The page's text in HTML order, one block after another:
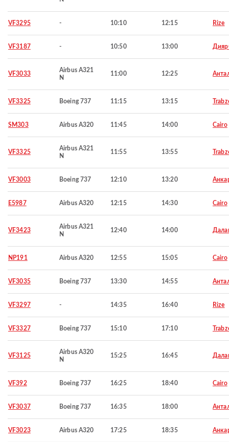
VF3295 - 10:10 12:15 Rize
VF3187 - 10:50 13:00
VF3033
Airbus A321
N
11:00 12:25
VF3325 Boeing 737 11:15 13:15
SM303 Airbus A320 11:45 14:00 Cairo
VF3325
Airbus A321
N
11:55 13:55
VF3003 Boeing 737 12:10 13:20
E5987 Airbus A320 12:15 14:30 Cairo
VF3423
Airbus A321
N
12:40 14:00
NP191 Airbus A320 12:55 15:05 Cairo
VF3035 Boeing 737 13:30 14:55
VF3297 - 14:35 16:40 Rize
VF3327 Boeing 737 15:10 17:10
VF3125
Airbus A320
N
15:25 16:45
VF392 Boeing 737 16:25 18:40 Cairo
VF3037 Boeing 737 16:35 18:00
VF3023 Airbus A320 17:25 18:35